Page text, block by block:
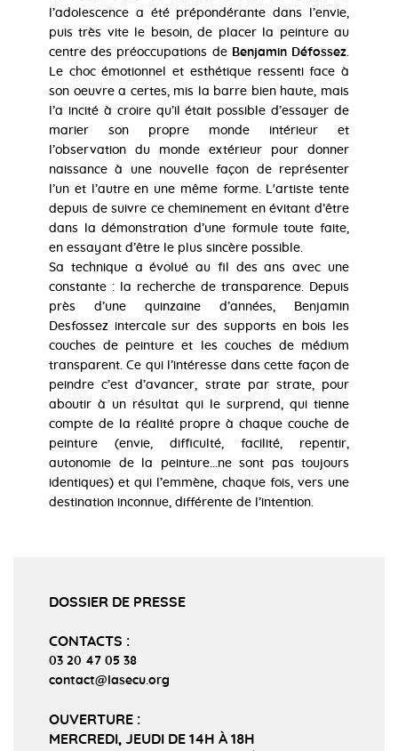
l’adolescence a été prépondérante dans l’envie,
puis très vite le besoin, de placer la peinture au
centre des préoccupations de Benjamin Défossez
Le choc émotionnel et esthétique ressenti face à
son oeuvre a certes, mis la barre bien haute, mais
l’a incité à croire qu’il était possible d’essayer de
marier son propre monde intérieur et
l’observation du monde extérieur pour donner
naissance à une nouvelle façon de représenter
l’un et l’autre en une même forme. L'artiste tente
depuis de suivre ce cheminement en évitant d’être
dans la démonstration d’une formule toute faite,
en essayant d’être le plus sincère possible.
Sa technique a évolué au fil des ans avec une
constante : la recherche de transparence. Depuis
près d’une quinzaine d’années, Benjamin
Desfossez intercale sur des supports en bois les
couches de peinture et les couches de médium
transparent. Ce qui l’intéresse dans cette façon de
peindre c’est d’avancer, strate par strate, pour
aboutir à un résultat qui le surprend, qui tienne
compte de la réalité propre à chaque couche de
peinture (envie, difficulté, facilité, repentir,
autonomie de la peinture...ne sont pas toujours
identiques) et qui l’emmène, chaque fois, vers une
destination inconnue, différente de l’intention.
DOSSIER DE PRESSE
CONTACTS :
03 20 47 05 38
contact@lasecu.org
OUVERTURE :
MERCREDI, JEUDI DE 14H À 18H